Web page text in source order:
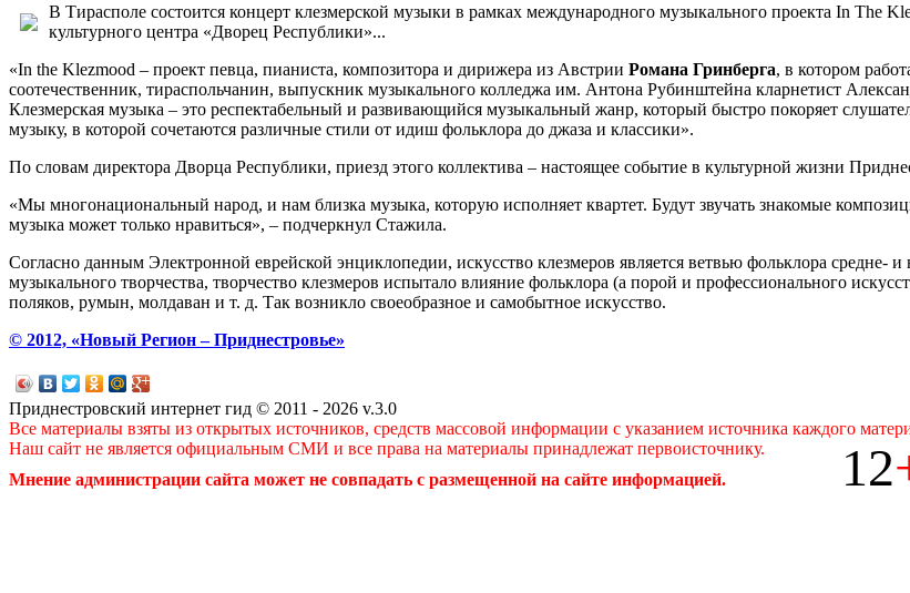
В Тирасполе состоится концерт клезмерской музыки в рамках международного музыкального проекта In The
культурного центра «Дворец Республики»...
«In the Klezmood – проект певца, пианиста, композитора и дирижера из Австрии Романа Гринберга, в котором
соотечественник, тираспольчанин, выпускник музыкального колледжа им. Антона Рубинштейна кларнетист
Клезмерская музыка – это респектабельный и развивающийся музыкальный жанр, который быстро покоряет
музыку, в которой сочетаются различные стили от идиш фольклора до джазa и классики».
По словам директора Дворца Республики, приезд этого коллектива – настоящее событие в культурной жизни
«Мы многонациональный народ, и нам близка музыка, которую исполняет квартет. Будут звучать знакомые
музыка может только нравиться», – подчеркнул Стажила.
Согласно данным Электронной еврейской энциклопедии, искусство клезмеров является ветвью фольклора средне-
музыкального творчества, творчество клезмеров испытало влияние фольклора (а порой и профессионального
поляков, румын, молдаван и т. д. Так возникло своеобразное и самобытное искусство.
© 2012, «Новый Регион – Приднестровье»
Приднестровский интернет гид © 2011 - 2026 v.3.0
Все материалы взяты из открытых источников, средств массовой информации с указанием источника каждого
Наш сайт не является официальным СМИ и все права на материалы принадлежат первоисточнику.
Мнение администрации сайта может не совпадать с размещенной на сайте информацией.
12